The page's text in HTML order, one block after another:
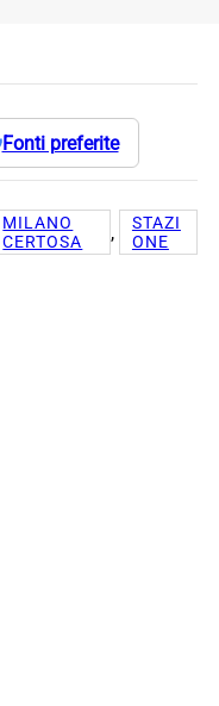
Fonti preferite
MILANO
CERTOSA
,
STAZI
ONE